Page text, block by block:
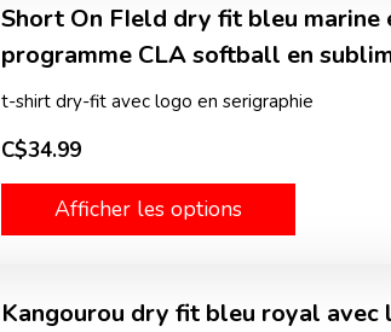
Short On FIeld dry fit bleu
programme CLA softball en
t-shirt dry-fit avec logo en serigraphie
C$34.99
Afficher les options
Kangourou dry fit bleu royal avec